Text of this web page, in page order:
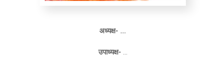
अध्यक्ष- …
उपाध्यक्ष-